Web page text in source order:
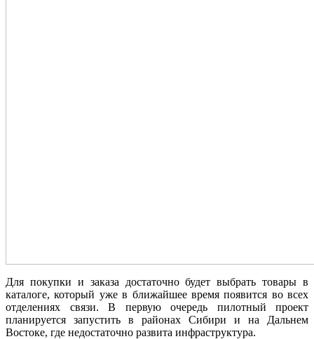
Для покупки и заказа достаточно будет выбрать товары в
каталоге, который уже в ближайшее время появится во всех
отделениях связи. В первую очередь пилотный проект
планируется запустить в районах Сибири и на Дальнем
Востоке, где недостаточно развита инфраструктура.